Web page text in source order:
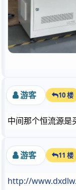
游客 10 楼
中间那个恒流源是
游客 11 楼
http://